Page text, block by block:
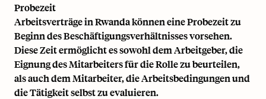
Probezeit
Arbeitsverträge in Rwanda können eine Probezeit zu
Beginn des Beschäftigungsverhältnisses vorsehen.
Diese Zeit ermöglicht es sowohl dem Arbeitgeber, die
Eignung des Mitarbeiters für die Rolle zu beurteilen,
als auch dem Mitarbeiter, die Arbeitsbedingungen und
die Tätigkeit selbst zu evaluieren.